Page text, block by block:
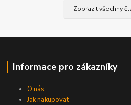
Zobrazit všechny
Informace pro zákazníky
O nás
Jak nakupovat